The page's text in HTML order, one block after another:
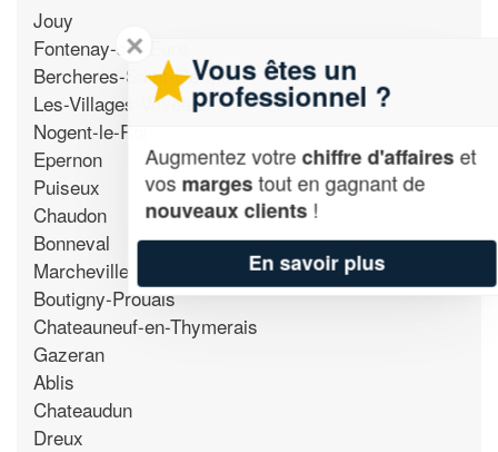
Jouy
Fontenay-sur-Eure
Bercheres-Saint-Germain
Les-Villages-Voveens
Nogent-le-Roi
Epernon
Puiseux
Chaudon
Bonneval
Marcheville
Boutigny-Prouais
Chateauneuf-en-Thymerais
Gazeran
Ablis
Chateaudun
Dreux
✕
Vous êtes un
professionnel ?
Augmentez votrechiffre d'affaireset
vosmargestout en gagnant de
nouveaux clients!
En savoir plus